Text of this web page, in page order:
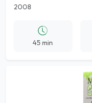
2008
45 min